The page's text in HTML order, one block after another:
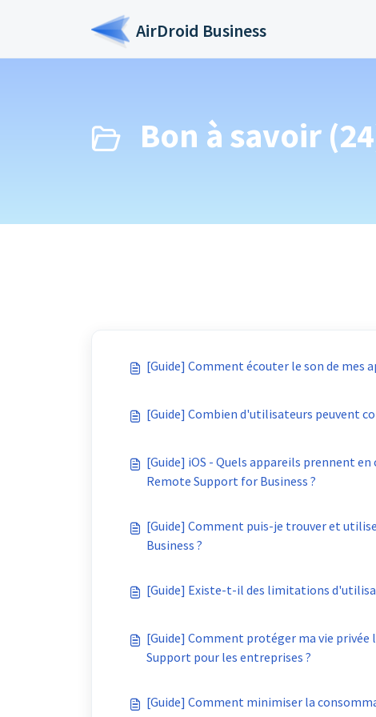
AirDroid Business
Bon à savoir
[Guide] Comment écouter le son de mes
[Guide] Combien d'utilisateurs peuvent
[Guide] iOS - Quels appareils prennent
Remote Support for Business ?
[Guide] Comment puis-je trouver et
Business ?
[Guide] Existe-t-il des limitations
[Guide] Comment protéger ma vie
Support pour les entreprises ?
[Guide] Comment minimiser la